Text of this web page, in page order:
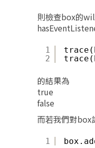
則檢查box的
1
2
的結果為
true
false
而若我們對box
1